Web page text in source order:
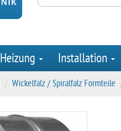
Heizung Installation
Wickelfalz / Spiralfalz Formteile